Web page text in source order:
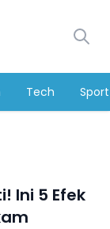
Tech Sport
Ini 5 Efek